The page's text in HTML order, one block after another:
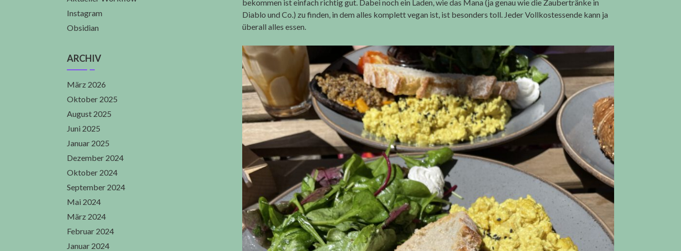
bekommen ist einfach richtig gut. Dabei noch ein Laden, wie das Mana (ja genau wie die Zaubertränke in
Diablo und Co.) zu finden, in dem alles komplett vegan ist, ist besonders toll. Jeder Vollkostessende kann ja
überall alles essen.
Instagram
Obsidian
ARCHIV
März 2026
Oktober 2025
August 2025
Juni 2025
Januar 2025
Dezember 2024
Oktober 2024
September 2024
Mai 2024
März 2024
Februar 2024
Januar 2024